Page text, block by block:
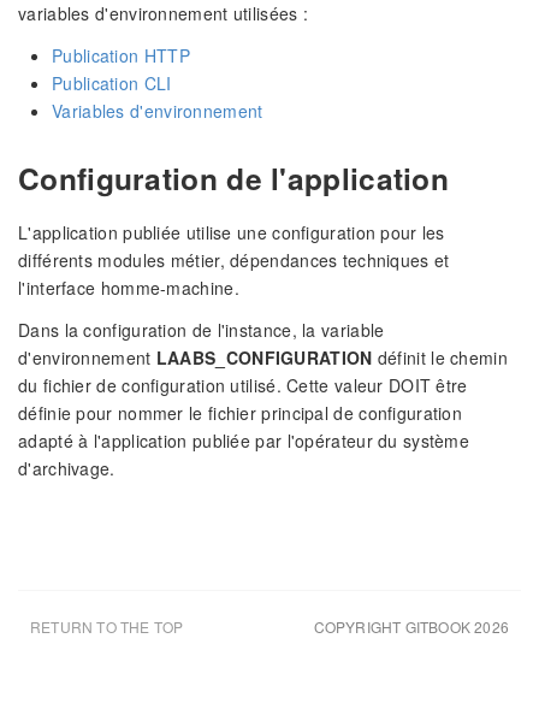
variables d'environnement utilisées :
Publication HTTP
Publication CLI
Variables d'environnement
Configuration de l'application
L'application publiée utilise une configuration pour les
différents modules métier, dépendances techniques et
l'interface homme-machine.
Dans la configuration de l'instance, la variable
d'environnement LAABS_CONFIGURATION définit le chemin
du fichier de configuration utilisé. Cette valeur DOIT être
définie pour nommer le fichier principal de configuration
adapté à l'application publiée par l'opérateur du système
d'archivage.
COPYRIGHT GITBOOK 2026
RETURN TO THE TOP